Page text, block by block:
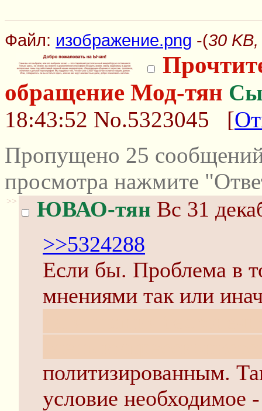
Файл: изображение.png -(30
обращение Мод-тян
18:43:52 No.5323045 [
Пропущено 25
просмотра нажмите
>> ЮВАО-тян Вс 31
>>5324288
Если бы. Проблема в
мнениями так или
политизированным.
условие необходимое